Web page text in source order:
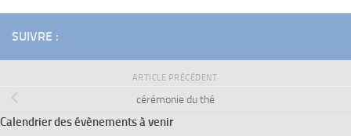
SUIVRE :
ARTICLE PRÉCÉDENT
cérémonie du thé
Calendrier des évènements à venir